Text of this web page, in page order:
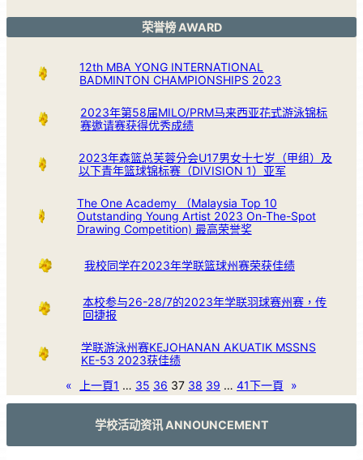
荣誉榜 AWARD
12th MBA YONG INTERNATIONAL
BADMINTON CHAMPIONSHIPS 2023
2023年第58届MILO/PRM马来西亚花式游泳锦标
赛邀请赛获得优秀成绩
2023年森篮总芙蓉分会U17男女十七岁（甲组）及
以下青年篮球锦标赛（DIVISION 1）亚军
The One Academy （Malaysia Top 10
Outstanding Young Artist 2023 On-The-Spot
Drawing Competition) 最高荣誉奖
我校同学在2023年学联篮球州赛荣获佳绩
本校参与26-28/7的2023年学联羽球赛州赛，传
回捷报
学联游泳州赛KEJOHANAN AKUATIK MSSNS
KE-53 2023获佳绩
«
上一頁1 … 35 36 37 38 39 … 41下一頁 »
学校活动资讯 ANNOUNCEMENT